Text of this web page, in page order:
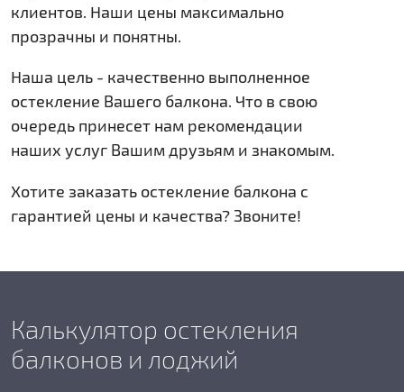
клиентов. Наши цены максимально
прозрачны и понятны.
Наша цель - качественно выполненное
остекление Вашего балкона. Что в свою
очередь принесет нам рекомендации
наших услуг Вашим друзьям и знакомым.
Хотите заказать остекление балкона с
гарантией цены и качества? Звоните!
Калькулятор остекления
балконов и лоджий